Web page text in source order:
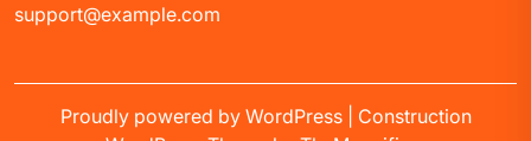
support@example.com
Proudly powered by WordPress
Construction